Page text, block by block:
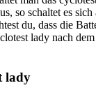
so schaltet es
du, dass die
lady nach
lady